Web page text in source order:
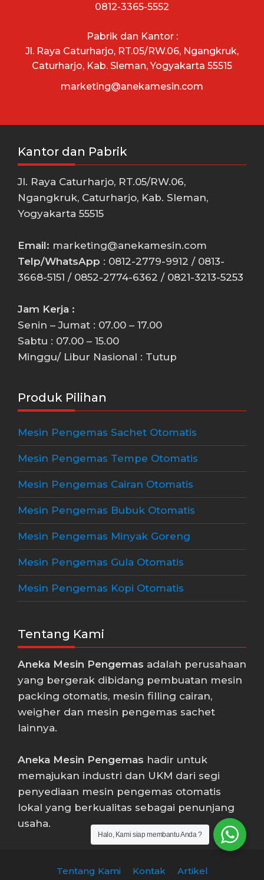
0812-3365-5552
Pabrik dan Kantor :
Jl. Raya Caturharjo, RT.05/RW.06, Ngangkruk,
Caturharjo, Kab. Sleman, Yogyakarta 55515
marketing@anekamesin.com
Kantor dan Pabrik
Jl. Raya Caturharjo, RT.05/RW.06,
Ngangkruk, Caturharjo, Kab. Sleman,
Yogyakarta 55515
Email: marketing@anekamesin.com
Telp/WhatsApp : 0812-2779-9912 / 0813-
3668-5151 / 0852-2774-6362 / 0821-3213-5253
Jam Kerja :
Senin – Jumat : 07.00 – 17.00
Sabtu : 07.00 – 15.00
Minggu/ Libur Nasional : Tutup
Produk Pilihan
Mesin Pengemas Sachet Otomatis
Mesin Pengemas Tempe Otomatis
Mesin Pengemas Cairan Otomatis
Mesin Pengemas Bubuk Otomatis
Mesin Pengemas Minyak Goreng
Mesin Pengemas Gula Otomatis
Mesin Pengemas Kopi Otomatis
Tentang Kami
Aneka Mesin Pengemas adalah perusahaan
yang bergerak dibidang pembuatan mesin
packing otomatis, mesin filling cairan,
weigher dan mesin pengemas sachet
lainnya.
Aneka Mesin Pengemas hadir untuk
memajukan industri dan UKM dari segi
penyediaan mesin pengemas otomatis
lokal yang berkualitas sebagai penunjang
usaha.
Tentang Kami Kontak Artikel
Halo, Kami siap membantu Anda ?